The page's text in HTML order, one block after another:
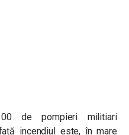
de pompieri militiari
incendiul este, în mare